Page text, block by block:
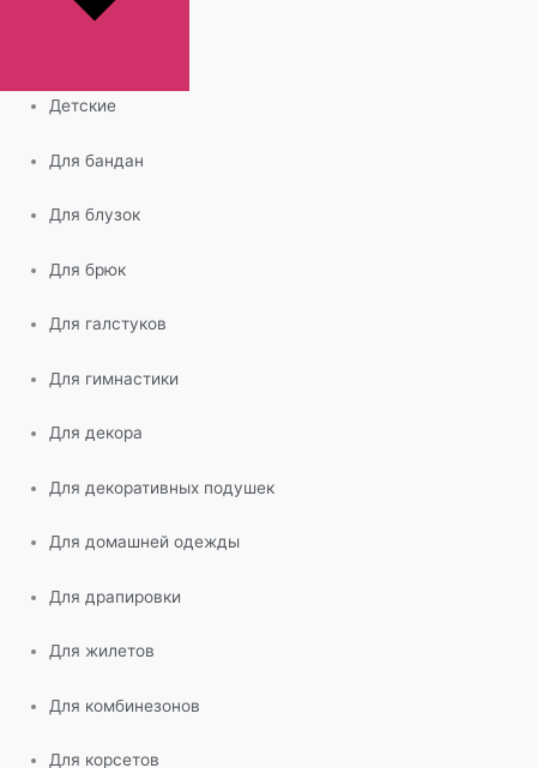
Детские
Для бандан
Для блузок
Для брюк
Для галстуков
Для гимнастики
Для декора
Для декоративных подушек
Для домашней одежды
Для драпировки
Для жилетов
Для комбинезонов
Для корсетов